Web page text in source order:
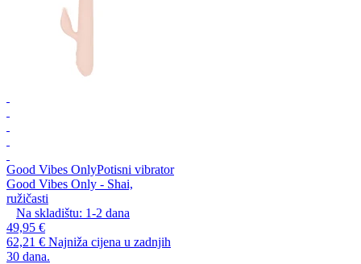
Good Vibes OnlyPotisni vibrator
Good Vibes Only - Shai,
ružičasti
Na skladištu: 1-2 dana
49,95 €
62,21 € Najniža cijena u zadnjih
30 dana.